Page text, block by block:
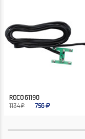
ROCO 61190
1134 ₽
756